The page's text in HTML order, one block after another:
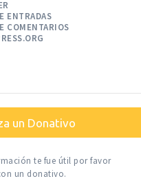
ENTRADAS
COMENTARIOS
un Donativo
te fue útil por favor
un donativo.